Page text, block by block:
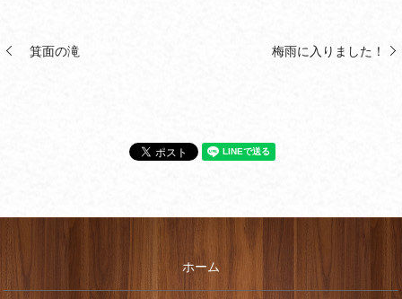
箕面の滝 梅雨に入りました！
ホーム